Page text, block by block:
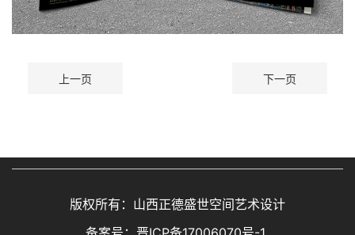
上一页 下一页
版权所有：山西正德盛世空间艺术设计